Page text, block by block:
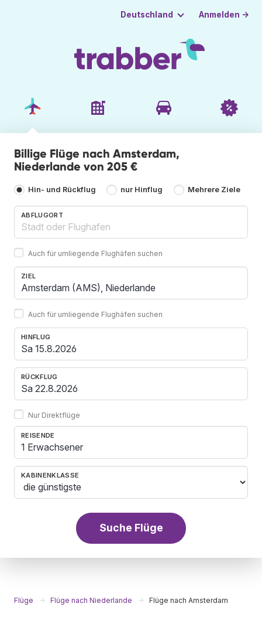
Deutschland Anmelden →
Billige Flüge nach Amsterdam,
Niederlande von 205 €
Hin- und Rückflug nur Hinflug Mehrere Ziele
ABFLUGORT
Auch für umliegende Flughäfen suchen
ZIEL
Auch für umliegende Flughäfen suchen
HINFLUG
RÜCKFLUG
Nur Direktflüge
REISENDE
1 Erwachsener
KABINENKLASSE
Suche Flüge
Flüge Flüge nach Niederlande Flüge nach Amsterdam